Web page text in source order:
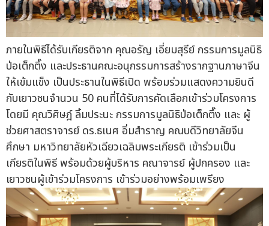
ภายในพิธีได้รับเกียรติจาก คุณอรัญ เอี่ยมสุรีย์ กรรมการมูลนิธิ
ป่อเต็กตึ๊ง และประธานคณะอนุกรรมการสร้างรากฐานภาษาจีน
ให้เข้มแข็ง เป็นประธานในพิธีเปิด พร้อมร่วมแสดงความยินดี
กับเยาวชนจำนวน 50 คนที่ได้รับการคัดเลือกเข้าร่วมโครงการ
โดยมี คุณวิศิษฎ์ ลิ้มประนะ กรรมการมูลนิธิป่อเต็กตึ๊ง และ ผู้
ช่วยศาสตราจารย์ ดร.ธเนศ อิ่มสำราญ คณบดีวิทยาลัยจีน
ศึกษา มหาวิทยาลัยหัวเฉียวเฉลิมพระเกียรติ เข้าร่วมเป็น
เกียรติในพิธี พร้อมด้วยผู้บริหาร คณาจารย์ ผู้ปกครอง และ
เยาวชนผู้เข้าร่วมโครงการ เข้าร่วมอย่างพร้อมเพรียง